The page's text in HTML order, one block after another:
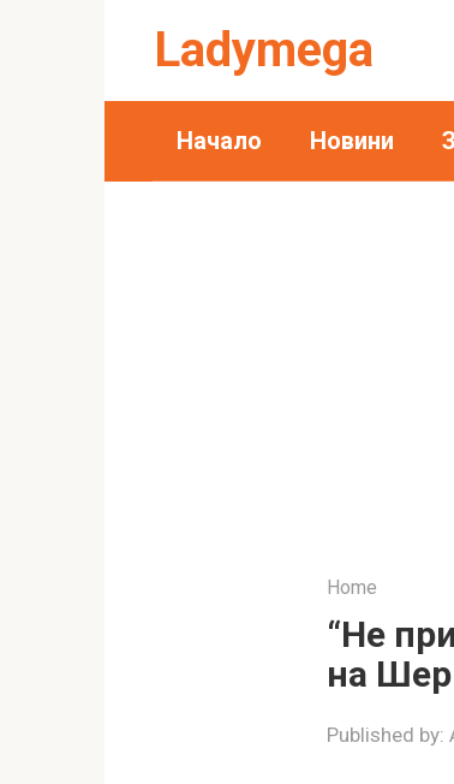
Ladymega
Начало Новини
Home
“Не
на Шер
Published by: